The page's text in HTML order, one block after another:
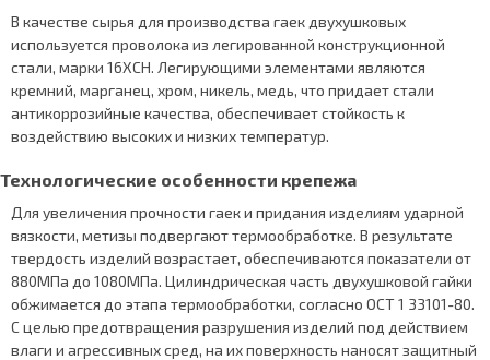
В качестве сырья для производства гаек двухушковых
используется проволока из легированной конструкционной
стали, марки 16ХСН. Легирующими элементами являются
кремний, марганец, хром, никель, медь, что придает стали
антикоррозийные качества, обеспечивает стойкость к
воздействию высоких и низких температур.
Технологические особенности крепежа
Для увеличения прочности гаек и придания изделиям ударной
вязкости, метизы подвергают термообработке. В результате
твердость изделий возрастает, обеспечиваются показатели от
880МПа до 1080МПа. Цилиндрическая часть двухушковой гайки
обжимается до этапа термообработки, согласно ОСТ 1 33101-80.
С целью предотвращения разрушения изделий под действием
влаги и агрессивных сред, на их поверхность наносят защитный